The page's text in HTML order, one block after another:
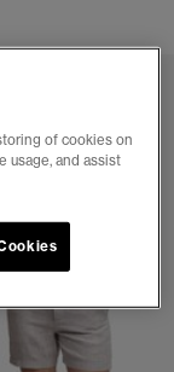
of cookies on
usage, and assist